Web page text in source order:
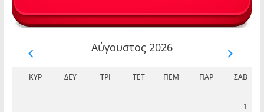
Αύγουστος 2026
ΚΥΡ ΔΕΥ ΤΡΊ ΤΕΤ ΠΈΜ ΠΑΡ ΣΆΒ
1